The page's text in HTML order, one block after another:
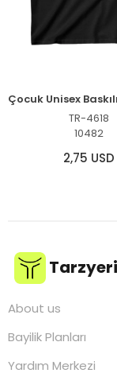
TR-4618
10482
2,75 USD
Tarzyeri
About us
Bayilik Planları
Yardım Merkezi